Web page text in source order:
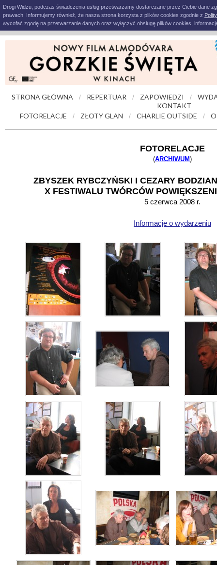
Drogi Widzu, podczas świadczenia usług przetwarzamy dostarczane przez Ciebie dane
prawach. Informujemy również, że nasza strona korzysta z plików cookies zgodnie z
wycofać zgodę na przetwarzanie danych oraz wyłączyć obsługę plików cookies,
STRONA GŁÓWNA / REPERTUAR / ZAPOWIEDZI /
KONTAKT
FOTORELACJE
/ ZŁOTY GLAN / CHARLIE OUTSIDE /
FOTORELACJE
(ARCHIWUM )
ZBYSZEK RYBCZYŃSKI I CEZARY
X FESTIWALU TWÓRCÓW
5 czerwca 2008 r.
Informacje o wydarzeniu